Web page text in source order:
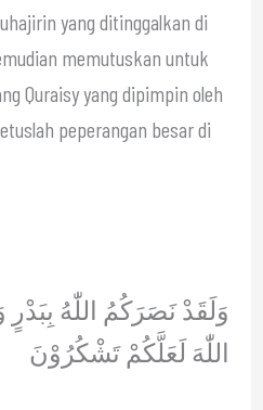
yang ditinggalkan di
Quraisy yang dipimpin oleh
peperangan besar di
وَلَقَدْ نَصَرَكُمُ اللّٰهُ بِبَدْرٍ
اللّٰهَ لَعَلَّكُمْ تَشْكُرُوْنَ